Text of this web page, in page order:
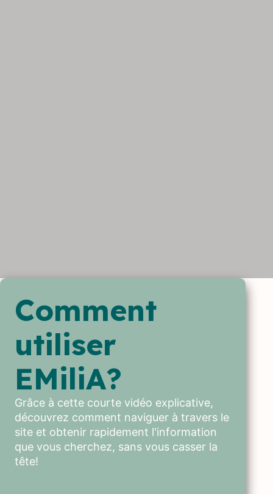
Comment
utiliser
EMiliA?
Grâce à cette courte vidéo explicative,
découvrez comment naviguer à travers le
site et obtenir rapidement l'information
que vous cherchez, sans vous casser la
tête!